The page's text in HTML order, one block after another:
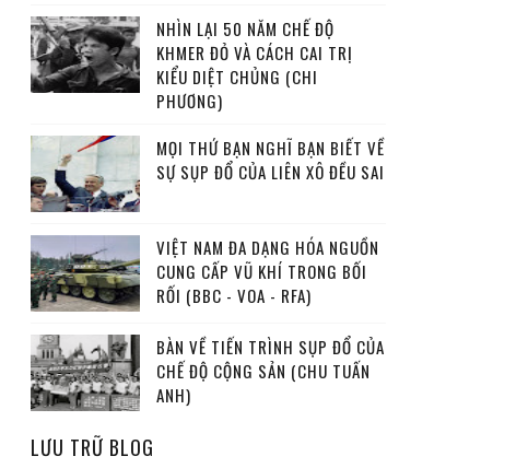
NHÌN LẠI 50 NĂM CHẾ ĐỘ
KHMER ĐỎ VÀ CÁCH CAI TRỊ
KIỂU DIỆT CHỦNG (CHI
PHƯƠNG)
MỌI THỨ BẠN NGHĨ BẠN BIẾT VỀ
SỰ SỤP ĐỔ CỦA LIÊN XÔ ĐỀU SAI
VIỆT NAM ĐA DẠNG HÓA NGUỒN
CUNG CẤP VŨ KHÍ TRONG BỐI
RỐI (BBC - VOA - RFA)
BÀN VỀ TIẾN TRÌNH SỤP ĐỔ CỦA
CHẾ ĐỘ CỘNG SẢN (CHU TUẤN
ANH)
LƯU TRỮ BLOG